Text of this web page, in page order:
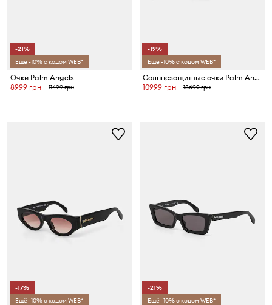
-21%
Ещё -10% с кодом WEB*
Очки Palm Angels
8999 грн
11499 грн
-19%
Ещё -10% с кодом WEB*
Солнцезащитные очки Palm Angels
10999 грн
13699 грн
-17%
Ещё -10% с кодом WEB*
-21%
Ещё -10% с кодом WEB*